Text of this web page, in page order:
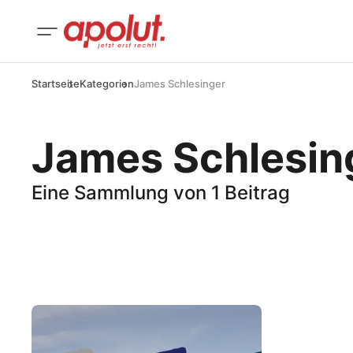
StartseiteKategorienJames Schlesinger
James
Eine Sammlung von 1 Beitrag